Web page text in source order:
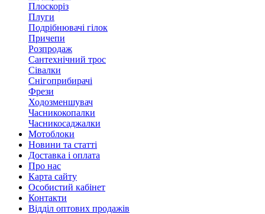
Плоскоріз
Плуги
Подрібнювачі гілок
Причепи
Розпродаж
Сантехнічний трос
Сівалки
Снігоприбирачі
Фрези
Ходозменшувач
Часникокопалки
Часникосаджалки
Мотоблоки
Новини та статті
Доставка і оплата
Про нас
Карта сайту
Особистий кабінет
Контакти
Відділ оптових продажів